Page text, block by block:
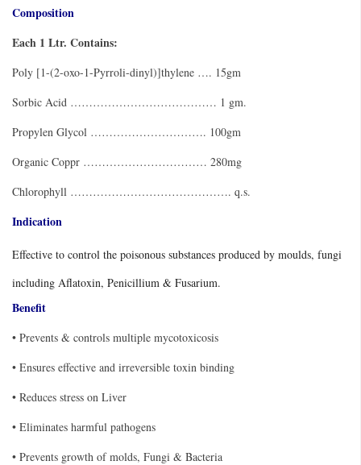
Composition
Each 1 Ltr. Contains:
Poly [1-(2-oxo-1-Pyrroli-dinyl)]thylene …. 15gm
Sorbic Acid ………………………………… 1 gm.
Propylen Glycol …………………………. 100gm
Organic Coppr …………………………… 280mg
Chlorophyll ……………………………………. q.s.
Indication
Effective to control the poisonous substances produced by moulds, fungi
including Aflatoxin, Penicillium & Fusarium.
Benefit
• Prevents & controls multiple mycotoxicosis
• Ensures effective and irreversible toxin binding
• Reduces stress on Liver
• Eliminates harmful pathogens
• Prevents growth of molds, Fungi & Bacteria